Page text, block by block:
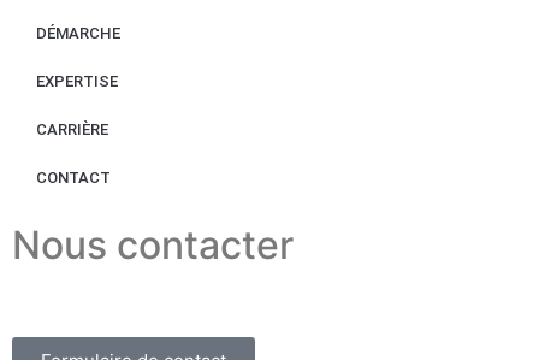
DÉMARCHE
EXPERTISE
CARRIÈRE
CONTACT
Nous contacter